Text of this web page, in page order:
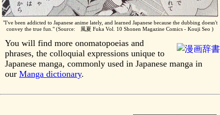
"I've been addicted to Japanese anime lately, and learned Japanese because the dubbing doesn't
convey the true fun." (Source: 風夏 Fuka Vol. 10 Shonen Magazine Comics - Kouji Seo )
You will find more onomatopoeias and
phrases, the colloquial expressions unique to
Japanese manga, commonly used in Japanese manga in
our Manga dictionary.